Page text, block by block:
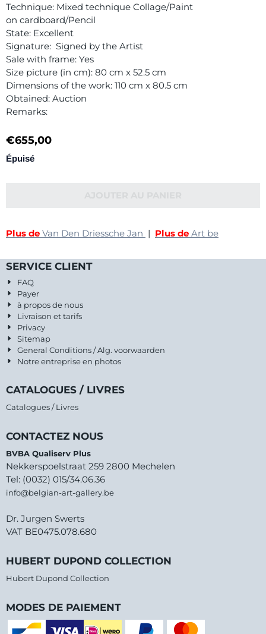
Technique: Mixed technique Collage/Paint
on cardboard/Pencil
State: Excellent
Signature: Signed by the Artist
Sale with frame: Yes
Size picture (in cm): 80 cm x 52.5 cm
Dimensions of the work: 110 cm x 80.5 cm
Obtained: Auction
Remarks:
€655,00
Épuisé
Plus de Van Den Driessche Jan | Plus de Art be
SERVICE CLIENT
FAQ
Payer
à propos de nous
Livraison et tarifs
Privacy
Sitemap
General Conditions / Alg. voorwaarden
Notre entreprise en photos
CATALOGUES / LIVRES
Catalogues / Livres
CONTACTEZ NOUS
BVBA Qualiserv Plus
Nekkerspoelstraat 259 2800 Mechelen
Tel: (0032) 015/34.06.36
info@belgian-art-gallery.be
Dr. Jurgen Swerts
VAT BE0475.078.680
HUBERT DUPOND COLLECTION
Hubert Dupond Collection
MODES DE PAIEMENT